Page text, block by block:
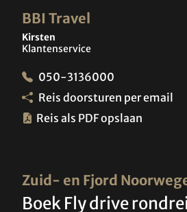
Zuid- en Fjord
Boek Fly drive
BBI Travel
Kirsten
Klantenservice
050-3136000
Reis doorsturen per email
Reis als PDF opslaan